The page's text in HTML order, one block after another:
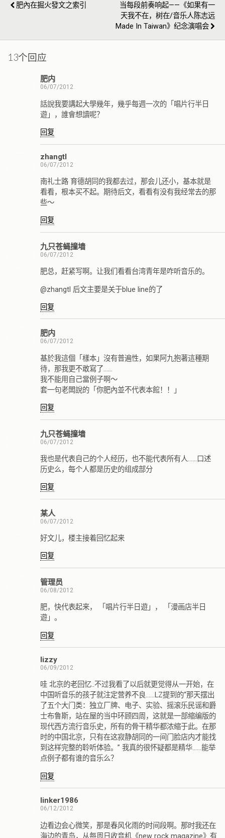
肥內在掘火發文之索引
当每段前奏响起——《如果有一
天我不在，树在/音乐人陈志远
Made In Taiwan》纪念演唱会
13个回应
肥内
06/07/2012
話說我要講起大學幾年，幾乎每週一次的「唱片行半日
遊」，誰會想讀呢？
回复
zhangtl
06/07/2012
南礼士路 育德胡同的我都去过，那会儿还小，基本就是
看看，根本买不起。期待后文，看看有没有我经常去的那
些～
回复
九只苍蝇撞墙
06/07/2012
肥总，赶紧写啊。让我们看看台湾青年是咋听音乐的。
@zhangtl 后文主要是关于blue line的了
回复
肥内
06/07/2012
基於我這個「樣本」沒有普遍性，如果阿九抱著這種期
待，那我更不敢寫了……
我不能用自己當例子啊～
套一句老闆說的「你肥內並不代表本館！！」
回复
九只苍蝇撞墙
06/07/2012
我也是代表自己的个人经历，也不能代表所有人……口述
历史么，每个人都是历史的组成部分
回复
某人
06/07/2012
好文儿，楼主接着回忆起来
回复
管理员
06/08/2012
肥，快代表起来， 「唱片行半日遊」， 「漫画店半日
遊」。
回复
lizzy
06/09/2012
哇 北京的老回忆..不过我看了以后就更觉得从一开始，在
中国听音乐的孩子就注定营养不良……LZ提到的“那天摆出
了五个大门类：独立厂牌、电子、实验、摇滚乐民谣和爵
士布鲁斯，站在屋的当中环顾四周，这就是一部缩编版的
现代西方流行音乐史，所有的骨干精华都浓缩于此。在那
时的中国北京，只有在这寂静胡同的一间门脸店内才能找
到这样完整的聆听体验。” 我真的很怀疑都是精华……能举
点例子都有谁的音乐么？
回复
linker1986
06/12/2012
边看边会心微笑，那是春风化雨的时间段啊。那时我还在
海边的青岛，从每周日收音机《new rock magazine》有